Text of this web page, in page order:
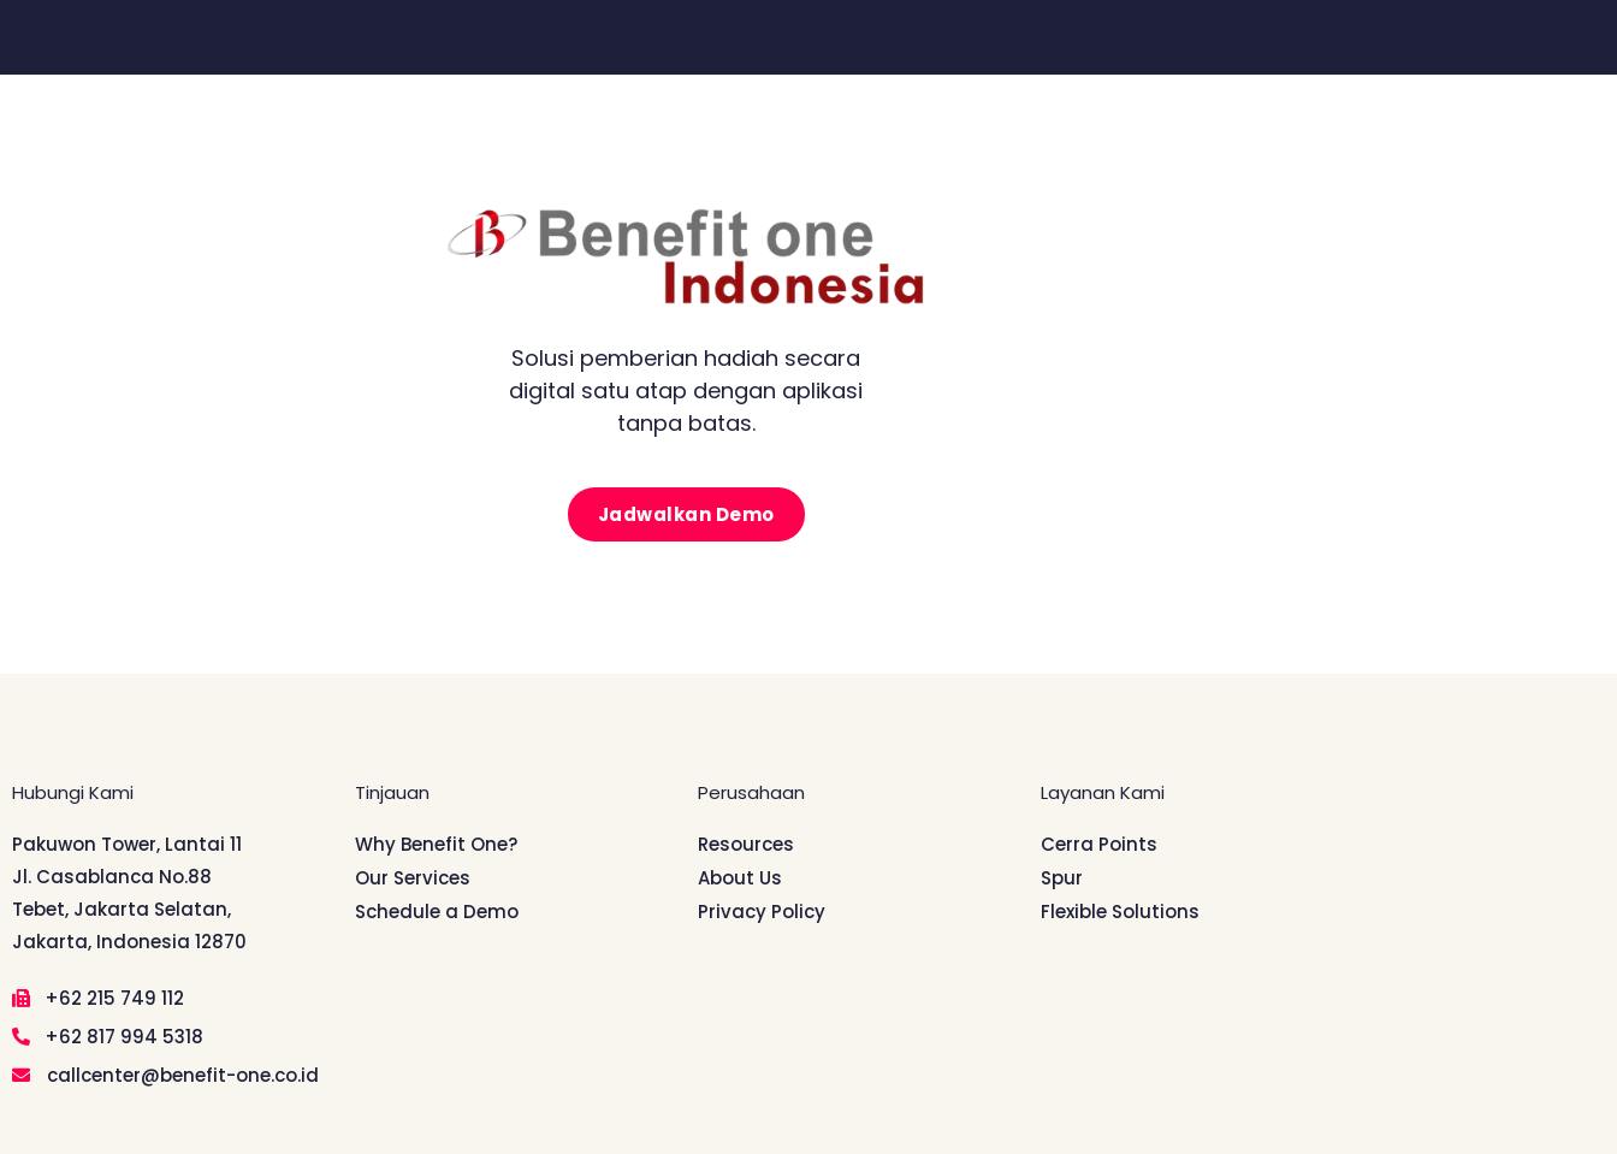
Solusi pemberian hadiah secara
digital satu atap dengan aplikasi
tanpa batas.
Jadwalkan Demo
Hubungi Kami
Pakuwon Tower, Lantai 11
Jl. Casablanca No.88
Tebet, Jakarta Selatan,
Jakarta, Indonesia 12870
+62 215 749 112
+62 817 994 5318
callcenter@benefit-one.co.id
Tinjauan
Why Benefit One?
Our Services
Schedule a Demo
Perusahaan
Resources
About Us
Privacy Policy
Layanan Kami
Cerra Points
Spur
Flexible Solutions